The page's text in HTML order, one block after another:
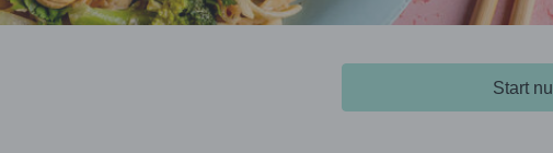
Start nu